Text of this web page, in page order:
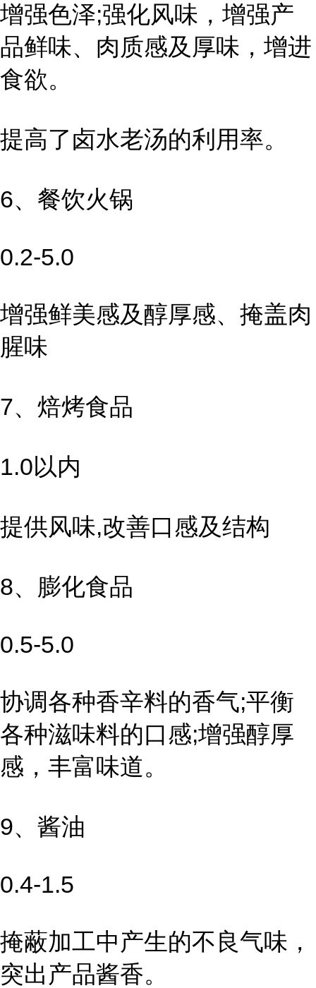
增强色泽;强化风味，增强产
品鲜味、肉质感及厚味，增进
食欲。
提高了卤水老汤的利用率。
6、餐饮火锅
0.2-5.0
增强鲜美感及醇厚感、掩盖肉
腥味
7、焙烤食品
1.0以内
提供风味,改善口感及结构
8、膨化食品
0.5-5.0
协调各种香辛料的香气;平衡
各种滋味料的口感;增强醇厚
感，丰富味道。
9、酱油
0.4-1.5
掩蔽加工中产生的不良气味，
突出产品酱香。